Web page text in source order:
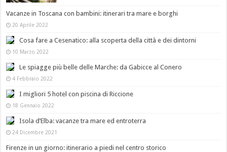
Vacanze in Toscana con bambini: itinerari tra mare e borghi
20 Aprile 2022
Cosa fare a Cesenatico: alla scoperta della città e dei dintorni
10 Marzo 2022
Le spiagge più belle delle Marche: da Gabicce al Conero
4 Febbraio 2022
I migliori 5 hotel con piscina di Riccione
18 Gennaio 2022
Isola d’Elba: vacanze tra mare ed entroterra
24 Dicembre 2021
Firenze in un giorno: itinerario a piedi nel centro storico